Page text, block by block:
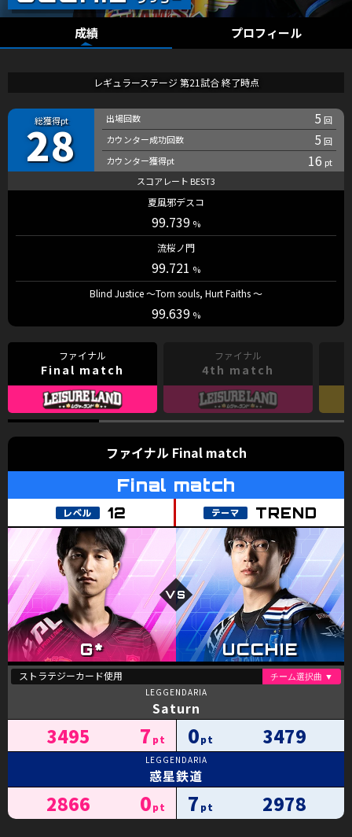
成績 プロフィール
レギュラーステージ 第21試合 終了時点
28
5
5
16
夏風邪デスコ
99.739
流桜ノ門
99.721
Blind Justice ～Torn souls, Hurt Faiths ～
99.639
Final match 4th match
Final match
TREND
Saturn
3495 7 3479
0
惑星鉄道
2866 0 2978
7